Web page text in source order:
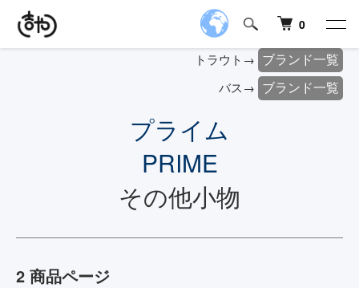
0
トラウト→ ブランド一覧
バス→ ブランド一覧
プライム
PRIME
その他小物
2 商品ページ